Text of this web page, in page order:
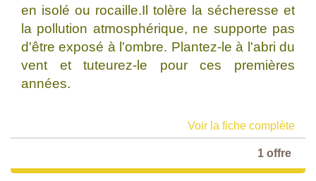
en isolé ou rocaille.Il tolère la sécheresse et
la pollution atmosphérique, ne supporte pas
d'être exposé à l'ombre. Plantez-le à l'abri du
vent et tuteurez-le pour ces premières
années.
Voir la fiche complète
1 offre